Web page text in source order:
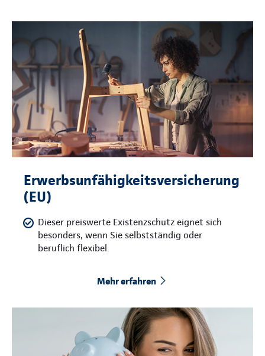
Erwerbsunfähigkeitsversicherung
(EU)
Dieser preiswerte Existenzschutz eignet sich
besonders, wenn Sie selbstständig oder
beruflich flexibel.
Mehr erfahren